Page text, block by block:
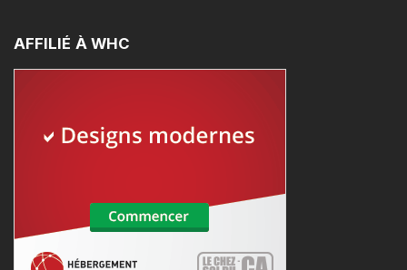
AFFILIÉ À WHC